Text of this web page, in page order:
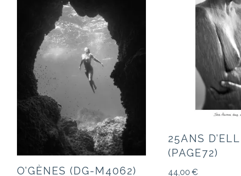
O’GÈNES (DG-M4062)
25ANS
(PAGE72)
44,00€